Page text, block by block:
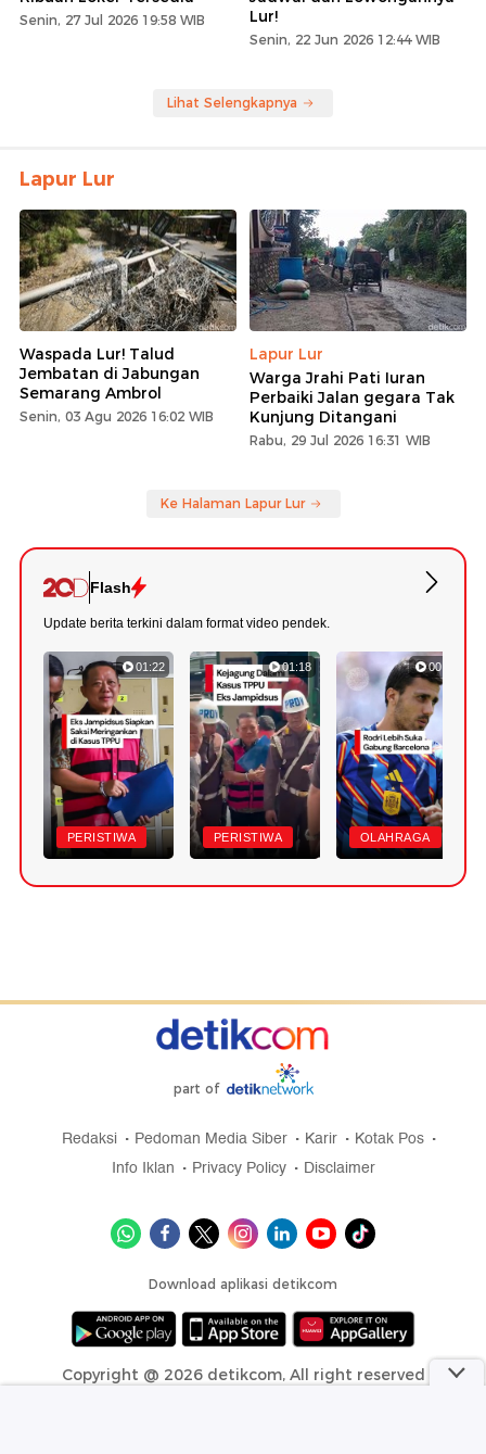
Senin, 27 Jul 2026 19:58 WIB
Lur!
Senin, 22 Jun 2026 12:44 WIB
Lihat Selengkapnya
Lapur Lur
Waspada Lur! Talud
Jembatan di Jabungan
Semarang Ambrol
Senin, 03 Agu 2026 16:02 WIB
Lapur Lur
Warga Jrahi Pati Iuran
Perbaiki Jalan gegara Tak
Kunjung Ditangani
Rabu, 29 Jul 2026 16:31 WIB
Ke Halaman Lapur Lur
Flash
Update berita terkini dalam format video pendek.
01:22
PERISTIWA
01:18
PERISTIWA
00:47
OLAHRAGA
part of
Redaksi Pedoman Media Siber Karir
Kotak Pos
Info Iklan
Privacy Policy Disclaimer
Download aplikasi detikcom
Copyright @ 2026 detikcom, All right reserved